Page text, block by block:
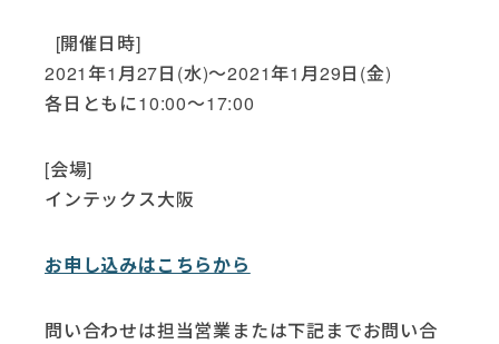
[開催日時]
2021年1月27日(水)～2021年1月29日(金)
各日ともに10:00～17:00
[会場]
インテックス大阪
お申し込みはこちらから
問い合わせは担当営業または下記までお問い合